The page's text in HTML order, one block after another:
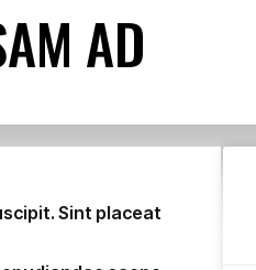
AD
Sint placeat